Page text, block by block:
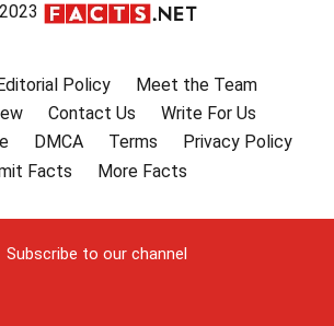
Policy
Meet the Team
Contact Us
Write For Us
DMCA Terms
Privacy Policy
Facts
More Facts
Subscribe to our channel